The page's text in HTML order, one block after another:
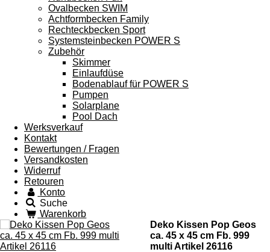
Ovalbecken SWIM
Achtformbecken Family
Rechteckbecken Sport
Systemsteinbecken POWER S
Zubehör
Skimmer
Einlaufdüse
Bodenablauf für POWER S
Pumpen
Solarplane
Pool Dach
Werksverkauf
Kontakt
Bewertungen / Fragen
Versandkosten
Widerruf
Retouren
Konto
Suche
Warenkorb
Deko Kissen Pop Geos
ca. 45 x 45 cm Fb. 999
multi Artikel 26116